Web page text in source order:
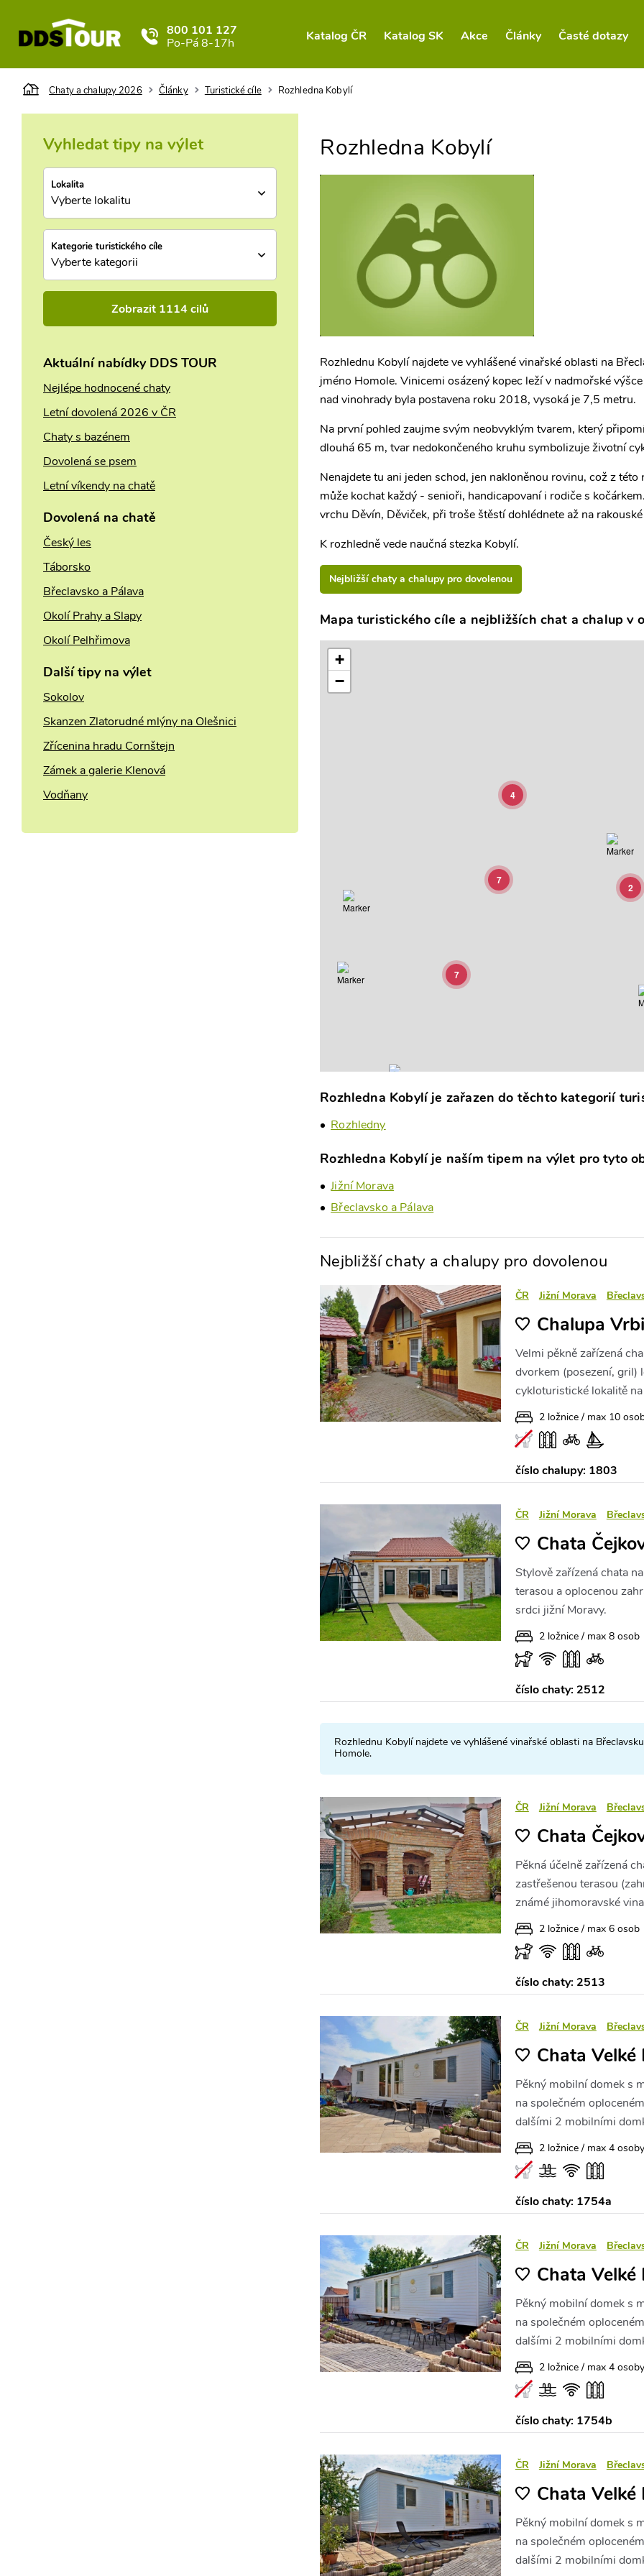
800 101 127
Po-Pá 8-17h
Katalog ČR Katalog SK Akce Články Časté dotazy
Chaty a chalupy 2026 Články Turistické cíle Rozhledna Kobylí
Vyhledat tipy na výlet
Lokalita
Vyberte lokalitu
Kategorie turistického cíle
Vyberte kategorii
Zobrazit 1114 cilů
Aktuální nabídky DDS TOUR
Nejlépe hodnocené chaty
Letní dovolená 2026 v ČR
Chaty s bazénem
Dovolená se psem
Letní víkendy na chatě
Dovolená na chatě
Český les
Táborsko
Břeclavsko a Pálava
Okolí Prahy a Slapy
Okolí Pelhřimova
Další tipy na výlet
Sokolov
Skanzen Zlatorudné mlýny na Olešnici
Zřícenina hradu Cornštejn
Zámek a galerie Klenová
Vodňany
Rozhledna Kobylí
Rozhlednu Kobylí najdete ve vyhlášené vinařské oblasti na
jméno Homole. Vinicemi osázený kopec leží v nadmořské
nad vinohrady byla postavena roku 2018, vysoká je 7,5 metru.
Na první pohled zaujme svým neobvyklým tvarem, který
dlouhá 65 m, tvar nedokončeného kruhu symbolizuje životní
Nenajdete tu ani jeden schod, jen nakloněnou rovinu, což z
může kochat každý - senioři, handicapovaní i rodiče s
vrchu Děvín, Děviček, při troše štěstí dohlédnete až na
K rozhledně vede naučná stezka Kobylí.
Nejbližší chaty a chalupy pro dovolenou
Mapa turistického cíle a nejbližších chat a chalup v
2
7
7
4
+
−
Rozhledna Kobylí je zařazen do těchto kategorií
Rozhledny
Rozhledna Kobylí je naším tipem na výlet pro tyto
Jižní Morava
Břeclavsko a Pálava
Nejbližší chaty a chalupy pro dovolenou
ČR Jižní Morava
Chalupa
Velmi pěkně zařízená
dvorkem (posezení, gril)
cykloturistické lokalitě
2 ložnice / max 10
číslo chalupy: 1803
ČR Jižní Morava
Chata
Stylově zařízená chata
terasou a oplocenou
srdci jižní Moravy.
2 ložnice / max 8 osob
číslo chaty: 2512
Rozhlednu Kobylí najdete ve vyhlášené vinařské oblasti na
Homole.
ČR Jižní Morava
Chata
Pěkná účelně zařízená
zastřešenou terasou
známé jihomoravské
2 ložnice / max 6 osob
číslo chaty: 2513
ČR Jižní Morava
Chata Velké
Pěkný mobilní domek s
na společném
dalšími 2 mobilními
2 ložnice / max 4 osoby
číslo chaty: 1754a
ČR Jižní Morava
Chata Velké
Pěkný mobilní domek s
na společném
dalšími 2 mobilními
2 ložnice / max 4 osoby
číslo chaty: 1754b
ČR Jižní Morava
Chata Velké
Pěkný mobilní domek s
na společném
dalšími 2 mobilními